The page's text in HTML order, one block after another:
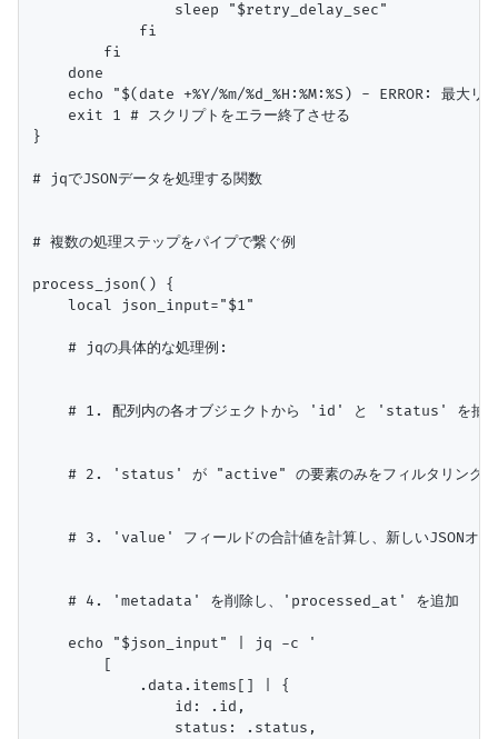
                sleep "$retry_delay_sec"
            fi
        fi
    done
echo "$(date +%Y/%m/%d_%H:%M:%S) - ERROR: 最大リト
    exit 1 # スクリプトをエラー終了させる
}
# jqでJSONデータを処理する関数
# 複数の処理ステップをパイプで繋ぐ例
process_json() {
    local json_input="$1"
    # jqの具体的な処理例:
# 1. 配列内の各オブジェクトから 'id' と 'status' を抽
    # 2. 'status' が "active" の要素のみをフィルタリング
# 3. 'value' フィールドの合計値を計算し、新しいJSONオブ
    # 4. 'metadata' を削除し、'processed_at' を追加
    echo "$json_input" | jq -c '
        [
            .data.items[] | {
                id: .id,
                status: .status,